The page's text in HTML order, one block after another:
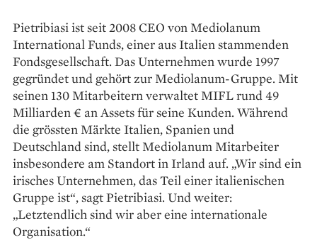
Pietribiasi ist seit 2008 CEO von Mediolanum
International Funds, einer aus Italien stammenden
Fonds­gesellschaft. Das Unternehmen wurde 1997
gegründet und gehört zur Mediolanum-Gruppe. Mit
seinen 130 Mitarbeitern verwaltet MIFL rund 49
Milliarden € an Assets für seine Kunden. Während
die grössten Märkte Italien, Spanien und
Deutschland sind, stellt Mediolanum Mitarbeiter
insbesondere am Standort in Irland auf. „Wir sind ein
irisches Unter­nehmen, das Teil einer italienischen
Gruppe ist“, sagt Pietribiasi. Und weiter:
„Letztendlich sind wir aber eine internationale
Organisation.“